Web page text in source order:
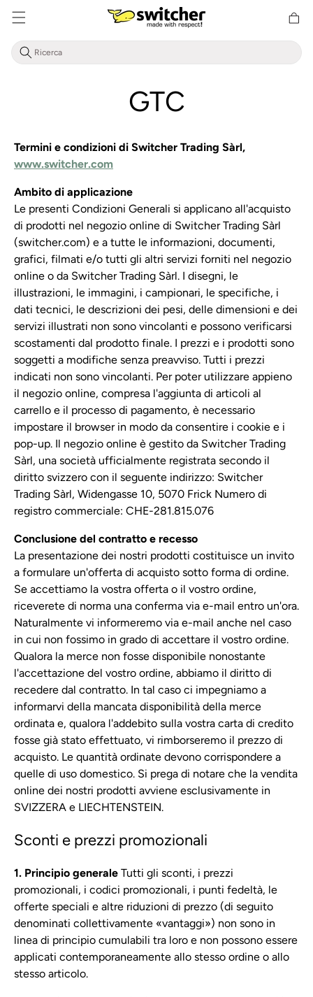
Direttamente
al contenuto
della
GTC
Termini e condizioni di Switcher Trading Sàrl,
www.switcher.com
Ambito di applicazione
Le presenti Condizioni Generali si applicano all'acquisto
di prodotti nel negozio online di Switcher Trading Sàrl
(switcher.com) e a tutte le informazioni, documenti,
grafici, filmati e/o tutti gli altri servizi forniti nel negozio
online o da Switcher Trading Sàrl. I disegni, le
illustrazioni, le immagini, i campionari, le specifiche, i
dati tecnici, le descrizioni dei pesi, delle dimensioni e dei
servizi illustrati non sono vincolanti e possono verificarsi
scostamenti dal prodotto finale. I prezzi e i prodotti sono
soggetti a modifiche senza preavviso. Tutti i prezzi
indicati non sono vincolanti. Per poter utilizzare appieno
il negozio online, compresa l'aggiunta di articoli al
carrello e il processo di pagamento, è necessario
impostare il browser in modo da consentire i cookie e i
pop-up. Il negozio online è gestito da Switcher Trading
Sàrl, una società ufficialmente registrata secondo il
diritto svizzero con il seguente indirizzo: Switcher
Trading Sàrl, Widengasse 10, 5070 Frick Numero di
registro commerciale: CHE-281.815.076
Conclusione del contratto e recesso
La presentazione dei nostri prodotti costituisce un invito
a formulare un'offerta di acquisto sotto forma di ordine.
Se accettiamo la vostra offerta o il vostro ordine,
riceverete di norma una conferma via e-mail entro un'ora.
Naturalmente vi informeremo via e-mail anche nel caso
in cui non fossimo in grado di accettare il vostro ordine.
Qualora la merce non fosse disponibile nonostante
l'accettazione del vostro ordine, abbiamo il diritto di
recedere dal contratto. In tal caso ci impegniamo a
informarvi della mancata disponibilità della merce
ordinata e, qualora l'addebito sulla vostra carta di credito
fosse già stato effettuato, vi rimborseremo il prezzo di
acquisto. Le quantità ordinate devono corrispondere a
quelle di uso domestico. Si prega di notare che la vendita
online dei nostri prodotti avviene esclusivamente in
SVIZZERA e LIECHTENSTEIN.
Sconti e prezzi promozionali
1. Principio generale Tutti gli sconti, i prezzi
promozionali, i codici promozionali, i punti fedeltà, le
offerte speciali e altre riduzioni di prezzo (di seguito
denominati collettivamente «vantaggi») non sono in
linea di principio cumulabili tra loro e non possono essere
applicati contemporaneamente allo stesso ordine o allo
stesso articolo.